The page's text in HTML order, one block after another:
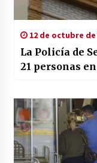
12 de octubre de
La Policía de
21 personas